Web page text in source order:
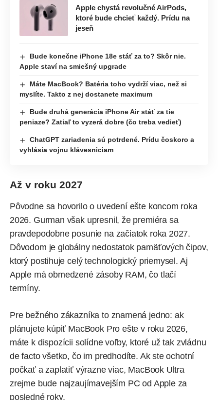
Apple chystá revolučné AirPods,
ktoré bude chcieť každý. Prídu na
jeseň
Bude konečne iPhone 18e stáť za to? Skôr nie.
Apple staví na smiešný upgrade
Máte MacBook? Batéria toho vydrží viac, než si
myslíte. Takto z nej dostanete maximum
Bude druhá generácia iPhone Air stáť za tie
peniaze? Zatiaľ to vyzerá dobre (čo treba vedieť)
ChatGPT zariadenia sú potrdené. Prídu čoskoro a
vyhlásia vojnu klávesniciam
Až v roku 2027
Pôvodne sa hovorilo o uvedení ešte koncom roka
2026. Gurman však upresnil, že premiéra sa
pravdepodobne posunie na začiatok roka 2027.
Dôvodom je globálny nedostatok pamäťových čipov,
ktorý postihuje celý technologický priemysel. Aj
Apple má obmedzené zásoby RAM, čo tlačí
termíny.
Pre bežného zákazníka to znamená jedno: ak
plánujete kúpiť MacBook Pro ešte v roku 2026,
máte k dispozícii solídne voľby, ktoré už tak zvládnu
de facto všetko, čo im predhodíte. Ak ste ochotní
počkať a zaplatiť výrazne viac, MacBook Ultra
zrejme bude najzaujímavejším PC od Apple za
posledné roky.